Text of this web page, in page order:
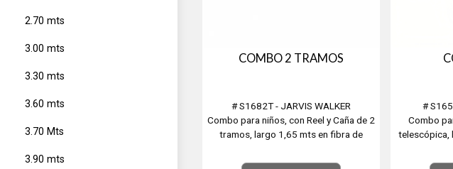
2.70 mts
3.00 mts
3.30 mts
3.60 mts
3.70 Mts
3.90 mts
COMBO 2 TRAMOS
# S1682T - JARVIS WALKER
Combo para niños, con Reel y Caña de 2
tramos, largo 1,65 mts en fibra de
#
Combo
telescópica,